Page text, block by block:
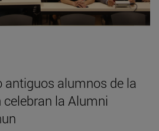
antiguos alumnos de la
la Alumni